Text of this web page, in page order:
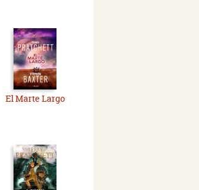
El Marte Largo